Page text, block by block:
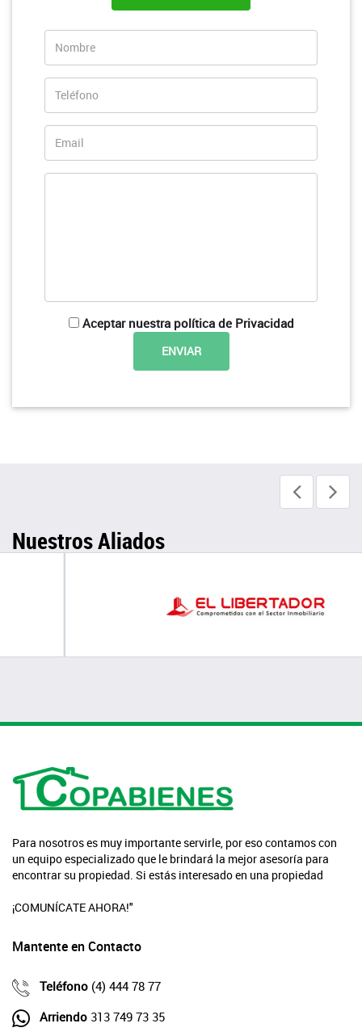
Aceptar nuestra política de Privacidad
Nuestros Aliados
Para nosotros es muy importante servirle, por eso contamos con
un equipo especializado que le brindará la mejor asesoría para
encontrar su propiedad. Si estás interesado en una propiedad
¡COMUNÍCATE AHORA!"
Mantente en Contacto
Teléfono (4) 444 78 77
Arriendo 313 749 73 35